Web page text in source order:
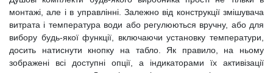
монтажі, але і в управлінні. Залежно від конструкції змішувача
витрата і температура води або регулюються вручну, або для
вибору будь-якої функції, включаючи установку температури,
досить натиснути кнопку на табло. Як правило, на ньому
зображені всі доступні опції, а індикаторами їх активізації